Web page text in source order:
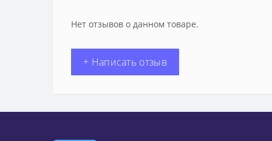
Нет отзывов о данном товаре.
+ Написать отзыв